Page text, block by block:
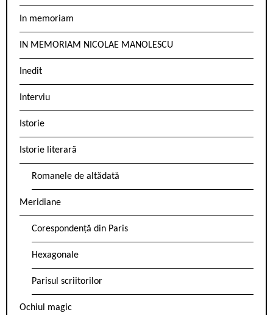
In memoriam
IN MEMORIAM NICOLAE MANOLESCU
Inedit
Interviu
Istorie
Istorie literară
Romanele de altădată
Meridiane
Corespondență din Paris
Hexagonale
Parisul scriitorilor
Ochiul magic